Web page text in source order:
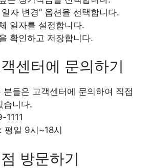
자 변경” 옵션을 선택합니다.
일자를 설정합니다.
확인하고 저장합니다.
센터에 문의하기
분들은 고객센터에 문의하여 직접
습니다.
1111
평일 9시~18시
방문하기